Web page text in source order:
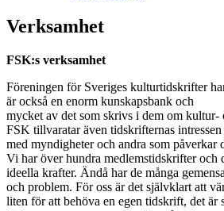
Verksamhet
FSK:s verksamhet
Föreningen för Sveriges kulturtidskrifter
är också en enorm kunskapsbank och
mycket av det som skrivs i dem om
FSK tillvaratar även tidskrifternas
med myndigheter och andra som
Vi har över hundra medlemstidskrifter
ideella krafter. Ändå har de många
och problem. För oss är det självklart att
liten för att behöva en egen tidskrift, det är